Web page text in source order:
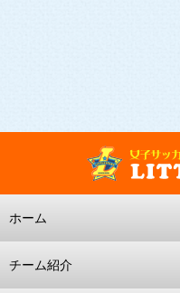
ホーム
チーム紹介